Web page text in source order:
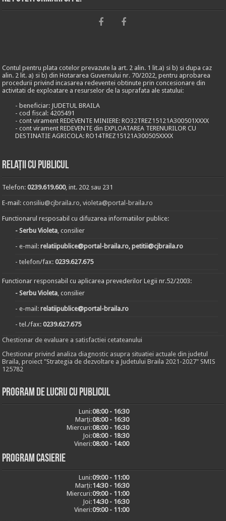
Contul pentru plata cotelor prevazute la art. 2 alin. 1 lit.a) si b) si dupa caz
alin. 2 lit. a) si b) din Hotararea Guvernului nr. 70/2022, pentru aprobarea
procedurii privind incasarea redeventei obtinute prin concesionare din
activitati de exploatare a resurselor de la suprafata ale statului:
- beneficiar: JUDETUL BRAILA
- cod fiscal: 4205491
- cont virament REDEVENTE MINIERE: RO32TREZ15121A300501XXXX
- cont virament REDEVENTE din EXPLOATAREA TERENURILOR CU
DESTINATIE AGRICOLA: RO14TREZ15121A300505XXXX
Relații cu publicul
Telefon:0239.619.600, int. 202 sau 231
E-mail:consiliu@cjbraila.ro,violeta@portal-braila.ro
Functionarul resposabil cu difuzarea informatiilor publice:
- Serbu Violeta, consilier
- e-mail:relatiipublice@portal-braila.ro, petitii@cjbraila.ro
- telefon/fax:0239.627.675
Functionar responsabil cu aplicarea prevederilor Legii nr.52/2003:
- Serbu Violeta, consilier
- e-mail:relatiipublice@portal-braila.ro
- tel./fax:0239.627.675
Chestionar de evaluare a satisfactiei cetateanului
Chestionar privind analiza diagnostic asupra situatiei actuale din judetul
Braila, proiect "Strategia de dezvoltare a Judetului Braila 2021-2027" SMIS
125782
Program de lucru cu publicul
Luni:08:00 - 16:30
Marți:08:00 - 16:30
Miercuri:08:00 - 16:30
Joi:08:00 - 18:30
Vineri:08:00 - 14:00
Program casierie
Luni:09:00 - 11:00
Marți:14:30 - 16:30
Miercuri:09:00 - 11:00
Joi:14:30 - 16:30
Vineri:09:00 - 11:00